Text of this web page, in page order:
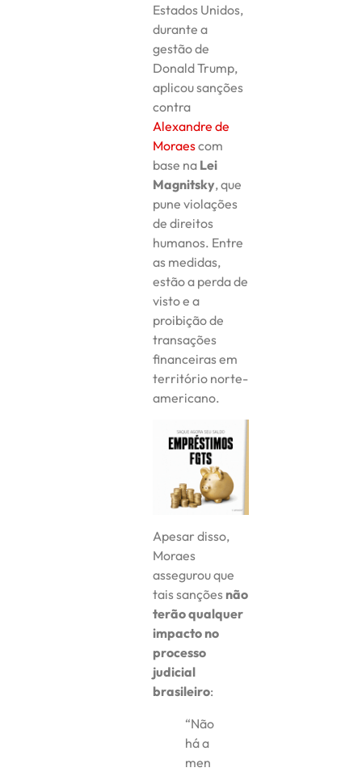
Estados Unidos,
durante a
gestão de
Donald Trump,
aplicou sanções
contra
Alexandre de
Moraescom
base na Lei
Magnitsky, que
pune violações
de direitos
humanos. Entre
as medidas,
estão a perda de
visto e a
proibição de
transações
financeiras em
território norte-
americano.
Apesar disso,
Moraes
assegurou que
tais sanções não
terão qualquer
impacto no
processo
judicial
brasileiro:
“Não
há a
men